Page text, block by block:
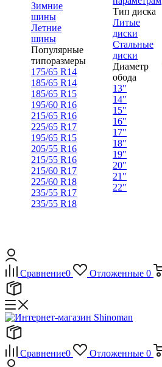
Зимние
шины
Летние
шины
Популярные
типоразмеры
175/65 R14
185/65 R14
185/65 R15
195/60 R16
215/65 R16
225/65 R17
195/65 R15
205/55 R16
215/55 R16
215/60 R17
225/60 R18
235/55 R17
235/55 R18
Тип диска
Литые
диски
Стальные
диски
Диаметр
обода
13"
14"
15"
16"
17"
18"
19"
20"
21"
22"
Сравнение0 Отложенные 0
Сравнение0 Отложенные 0